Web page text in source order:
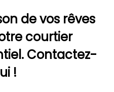
de vos rêves
courtier
Contactez-
!